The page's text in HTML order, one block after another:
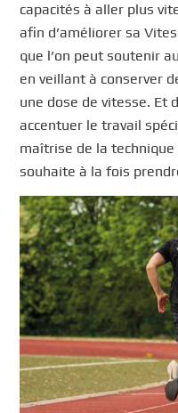
capacités à aller plus
afin d’améliorer sa
que l’on peut soutenir
en veillant à conserver
une dose de vitesse. Et
accentuer le travail
maîtrise de la technique
souhaite à la fois